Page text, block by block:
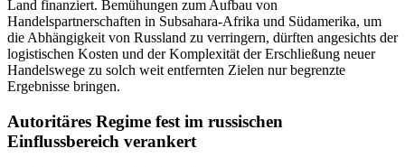
Land finanziert. Bemühungen zum Aufbau von
Handelspartnerschaften in Subsahara-Afrika und Südamerika, um
die Abhängigkeit von Russland zu verringern, dürften angesichts der
logistischen Kosten und der Komplexität der Erschließung neuer
Handelswege zu solch weit entfernten Zielen nur begrenzte
Ergebnisse bringen.
Autoritäres Regime fest im russischen
Einflussbereich verankert